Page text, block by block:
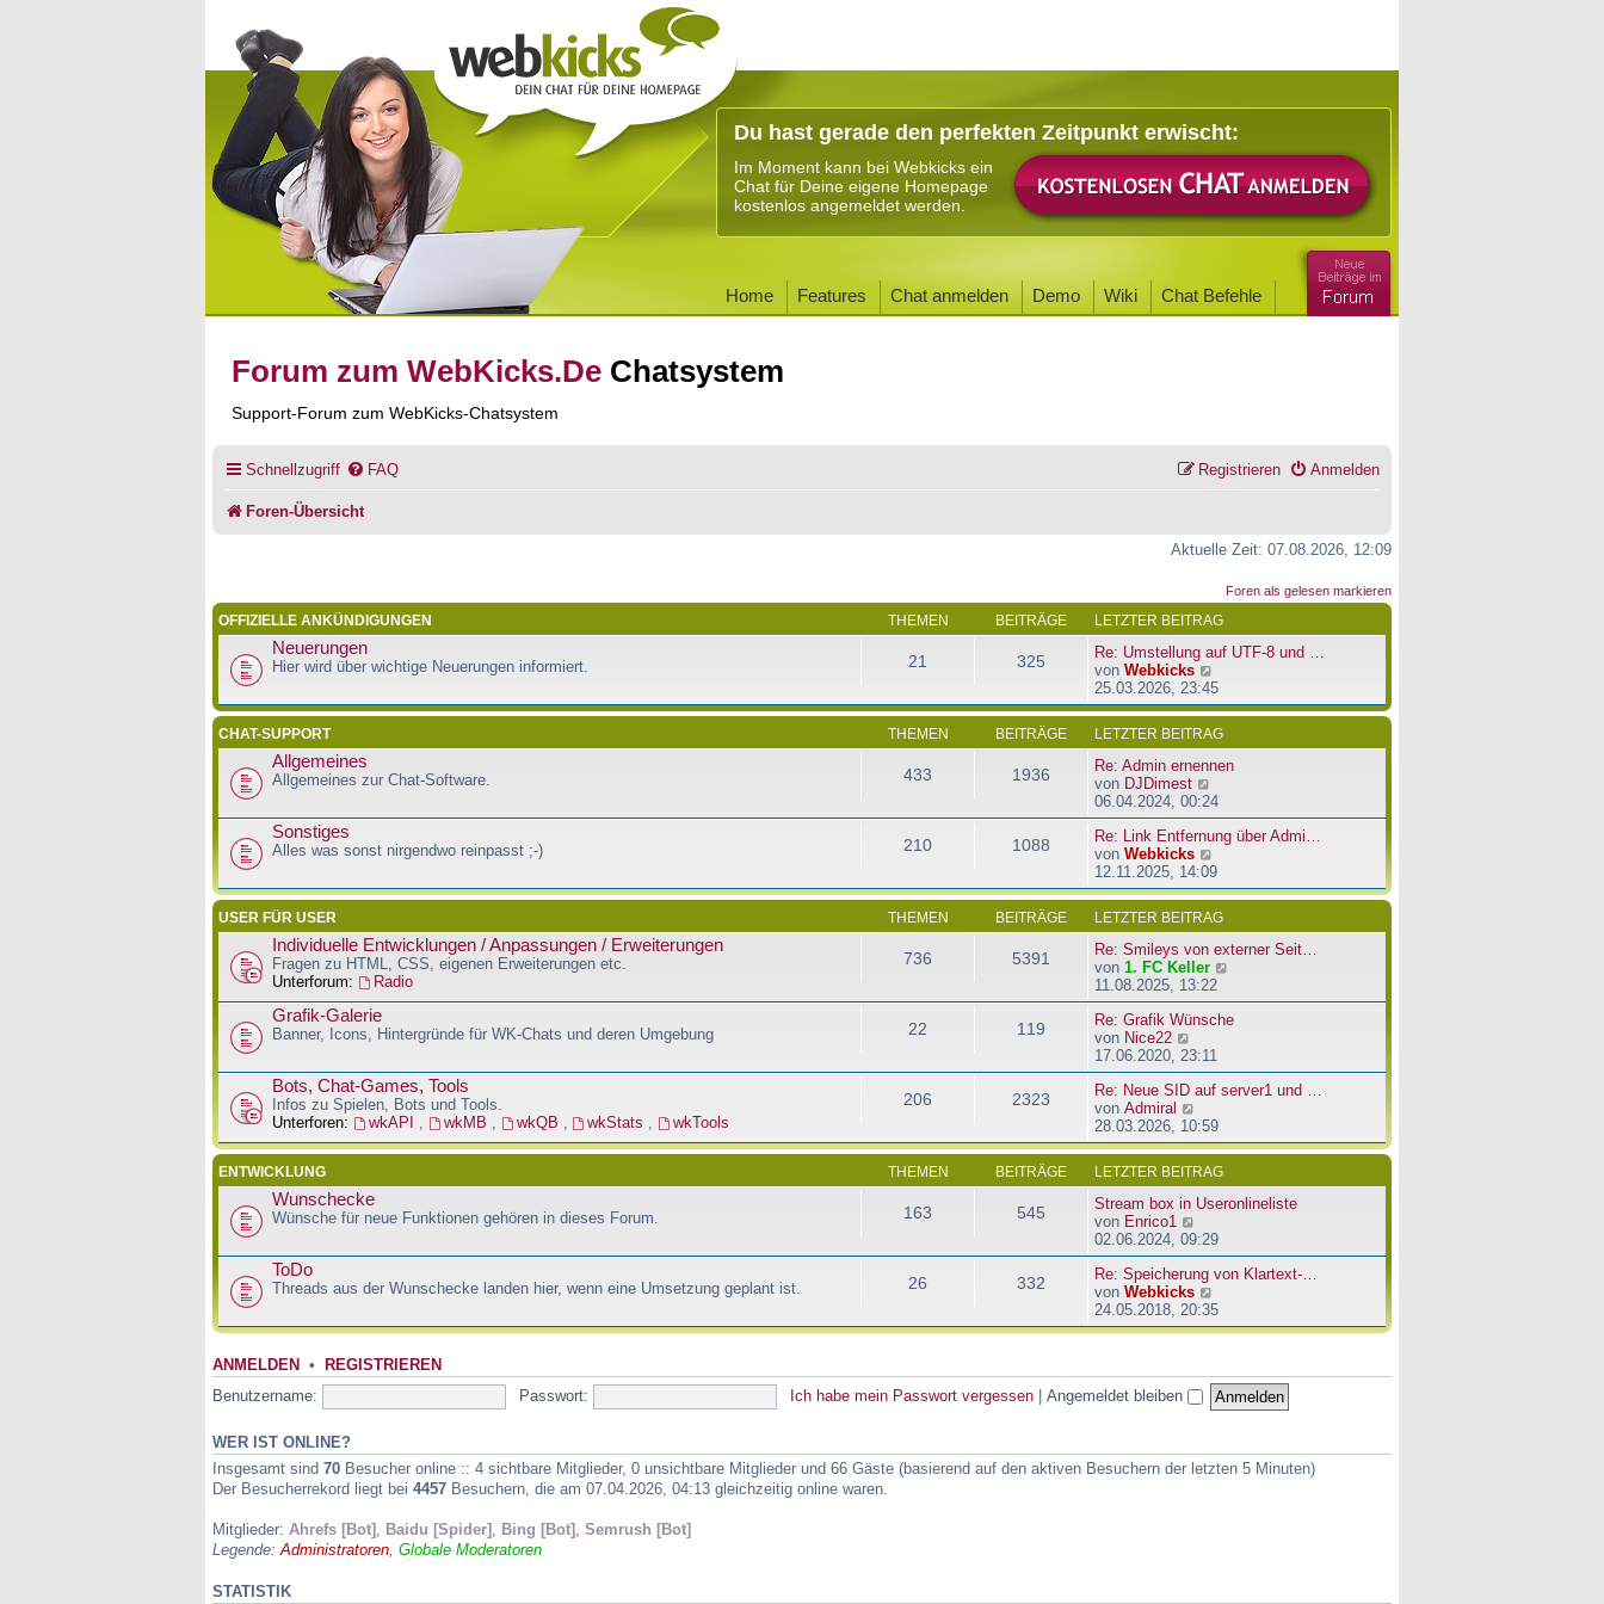
Du hast gerade den perfekten Zeitpunkt erwischt:
Im Moment kann bei Webkicks ein
Chat für Deine eigene Homepage
kostenlos angemeldet werden.
Home Features Chat anmelden Demo Wiki Chat Befehle
Forum zum WebKicks.De Chatsystem
Support-Forum zum WebKicks-Chatsystem
Schnellzugriff FAQ Anmelden
Registrieren
Foren-Übersicht
Aktuelle Zeit: 07.08.2026, 12:09
Foren als gelesen markieren
OFFIZIELLE ANKÜNDIGUNGEN THEMEN BEITRÄGE LETZTER BEITRAG
Neuerungen
Hier wird über wichtige Neuerungen informiert. 21 325
Re: Umstellung auf UTF-8 und …
von Webkicks
e
u
s
e
r
B
e
t
a
g
25.03.2026, 23:45
CHAT-SUPPORT THEMEN BEITRÄGE LETZTER BEITRAG
Allgemeines
Allgemeines zur Chat-Software. 433 1936
Re: Admin ernennen
von DJDimest
e
u
e
s
t
e
B
e
t
a
06.04.2024, 00:24
Sonstiges
Alles was sonst nirgendwo reinpasst ;-) 210 1088
Re: Link Entfernung über Admi…
von Webkicks
e
u
s
e
r
B
e
t
a
12.11.2025, 14:09
USER FÜR USER THEMEN BEITRÄGE LETZTER BEITRAG
Individuelle Entwicklungen / Anpassungen / Erweiterungen
Fragen zu HTML, CSS, eigenen Erweiterungen etc.
Unterforum:
Radio
736 5391
Re: Smileys von externer Seit…
von 1. FC Keller
u
e
e
r
i
a
11.08.2025, 13:22
Grafik-Galerie
Banner, Icons, Hintergründe für WK-Chats und deren Umgebung 22 119
Re: Grafik Wünsche
von Nice22
e
u
e
s
t
e
B
e
i
t
a
g
17.06.2020, 23:11
Bots, Chat-Games, Tools
Infos zu Spielen, Bots und Tools.
Unterforen:
wkAPI wkMB wkQB wkStats wkTools
206 2323
Re: Neue SID auf server1 und …
von Admiral
e
u
s
t
e
r
B
e
t
28.03.2026, 10:59
ENTWICKLUNG THEMEN BEITRÄGE LETZTER BEITRAG
Wunschecke
Wünsche für neue Funktionen gehören in dieses Forum. 163 545
Stream box in Useronlineliste
von Enrico1
e
u
e
s
t
e
e
a
g
02.06.2024, 09:29
ToDo
Threads aus der Wunschecke landen hier, wenn eine Umsetzung geplant ist. 26 332
Re: Speicherung von Klartext-…
von Webkicks
e
u
t
e
r
e
i
24.05.2018, 20:35
ANMELDEN • REGISTRIEREN
Benutzername: Passwort: Ich habe mein Passwort vergessen Angemeldet bleiben
WER IST ONLINE?
Insgesamt sind 70 Besucher online :: 4 sichtbare Mitglieder, 0 unsichtbare Mitglieder und 66 Gäste (basierend auf den aktiven Besuchern der letzten 5 Minuten)
Der Besucherrekord liegt bei 4457 Besuchern, die am 07.04.2026, 04:13 gleichzeitig online waren.
Mitglieder: Ahrefs [Bot] Baidu [Spider] Bing [Bot]
Semrush [Bot]
Legende: Administratoren Globale Moderatoren
STATISTIK